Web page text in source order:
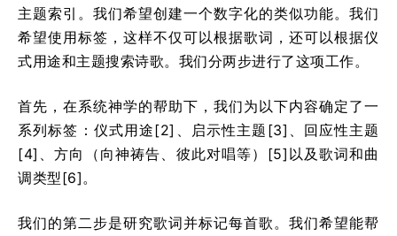
主题索引。我们希望创建一个数字化的类似功能。我们
希望使用标签，这样不仅可以根据歌词，还可以根据仪
式用途和主题搜索诗歌。我们分两步进行了这项工作。
首先，在系统神学的帮助下，我们为以下内容确定了一
系列标签：仪式用途[2]、启示性主题[3]、回应性主题
[4]、方向（向神祷告、彼此对唱等）[5]以及歌词和曲
调类型[6]。
我们的第二步是研究歌词并标记每首歌。我们希望能帮